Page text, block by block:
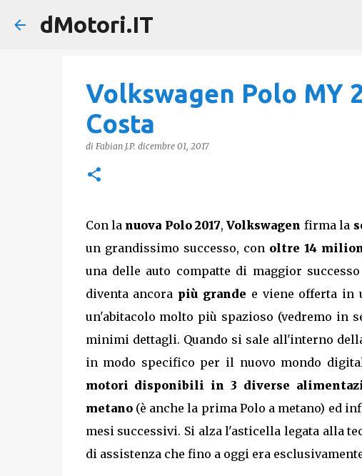
dMotori.IT
Volkswagen Polo MY
Costa
di Fabian J.P. dicembre 01, 2017
Con la nuova Polo 2017,Volkswagen firma la
un grandissimo successo, con oltre 14
una delle auto compatte di maggior
diventa ancora più grande e viene offerta in
un'abitacolo molto più spazioso (vedremo in
minimi dettagli. Quando si sale all'interno
in modo specifico per il nuovo mondo
motori disponibili in 3 diverse
metano(è anche la prima Polo a metano) ed
mesi successivi. Si alza l'asticella legata alla
di assistenza che fino a oggi era